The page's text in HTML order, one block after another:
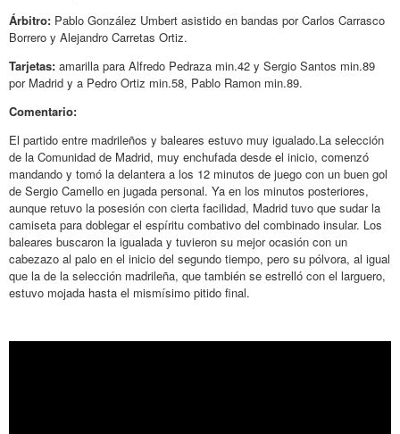
Árbitro: Pablo González Umbert asistido en bandas por Carlos Carrasco
Borrero y Alejandro Carretas Ortiz.
Tarjetas: amarilla para Alfredo Pedraza min.42 y Sergio Santos min.89
por Madrid y a Pedro Ortiz min.58, Pablo Ramon min.89.
Comentario:
El partido entre madrileños y baleares estuvo muy igualado.La selección
de la Comunidad de Madrid, muy enchufada desde el inicio, comenzó
mandando y tomó la delantera a los 12 minutos de juego con un buen gol
de Sergio Camello en jugada personal. Ya en los minutos posteriores,
aunque retuvo la posesión con cierta facilidad, Madrid tuvo que sudar la
camiseta para doblegar el espíritu combativo del combinado insular. Los
baleares buscaron la igualada y tuvieron su mejor ocasión con un
cabezazo al palo en el inicio del segundo tiempo, pero su pólvora, al igual
que la de la selección madrileña, que también se estrelló con el larguero,
estuvo mojada hasta el mismísimo pitido final.